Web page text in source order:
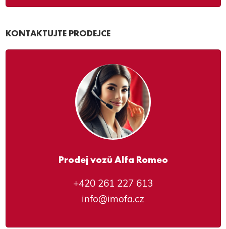
KONTAKTUJTE PRODEJCE
Prodej vozů Alfa Romeo
+420 261 227 613
info@imofa.cz